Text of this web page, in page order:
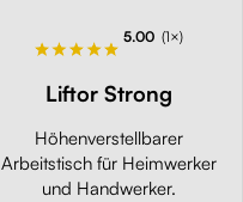
5.00 (1×)
Liftor Strong
Höhenverstellbarer
Arbeitstisch für Heimwerker
und Handwerker.